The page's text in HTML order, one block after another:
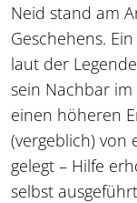
Neid stand am
Geschehens.
laut der
sein Nachbar
einen höheren
(vergeblich) von
gelegt – Hilfe
selbst